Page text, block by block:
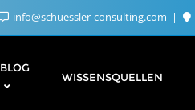
info@schuessler-consulting.com
BLOG
WISSENSQUELLEN